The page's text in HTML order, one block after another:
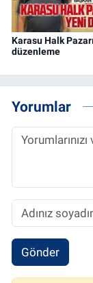
Karasu Halk
düzenleme
Yorumlar
Gönder